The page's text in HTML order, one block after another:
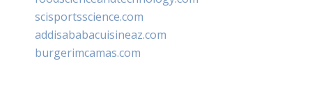
scisportsscience.com
addisababacuisineaz.com
burgerimcamas.com